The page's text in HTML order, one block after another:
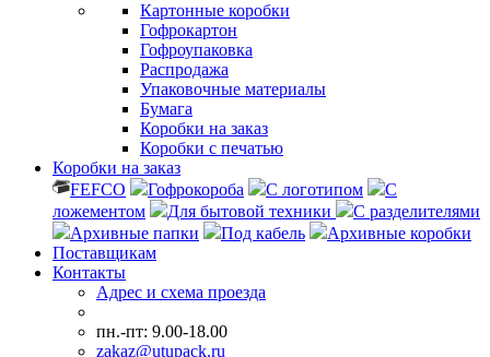
Картонные коробки
Гофрокартон
Гофроупаковка
Распродажа
Упаковочные материалы
Бумага
Коробки на заказ
Коробки с печатью
Коробки на заказ
FEFCO
Гофрокороба С логотипом
С
ложементом
Для бытовой техники
С разделителями
Архивные папки
Под кабель
Архивные коробки
Поставщикам
Контакты
Адрес и схема проезда
пн.-пт: 9.00-18.00
zakaz@utupack.ru